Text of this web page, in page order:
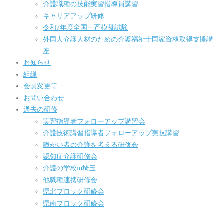
介護職種の技能実習指導員講習
キャリアアップ研修
令和7年度全国一斉模擬試験
外国人介護人材のための介護福祉士国家資格取得支援講
座
お知らせ
組織
会員変更等
お問い合わせ
過去の研修
実習指導者フォローアップ講習会
介護技術講習指導者フォローアップ実技講習
障がい者の介護を考える研修会
認知症介護研修会
介護の学校in埼玉
他職種連携研修会
県北ブロック研修会
県南ブロック研修会